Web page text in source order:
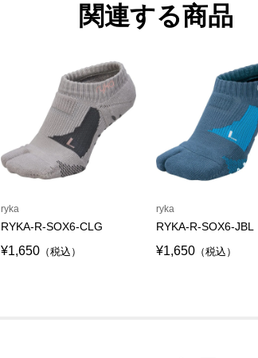
関連する商品
ryka
RYKA-R-SOX6-CLG
¥1,650 （税込）
ryka
RYKA-R-SOX6-JBL
¥1,650 （税込）